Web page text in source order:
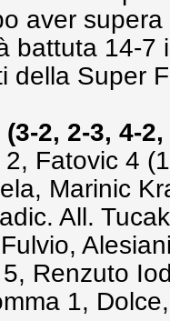
aver
battuta 14-7
della Super
(3-2, 2-3, 4-2,
Fatovic 4
Marinic
All.
Renzuto
1,